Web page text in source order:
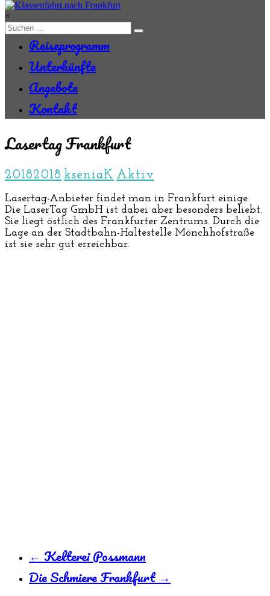
Zum
Inhalt
springen
×
Reiseprogramm
Unterkünfte
Angebote
Kontakt
Lasertag Frankfurt
20182018 kseniaK Aktiv
Lasertag-Anbieter findet man in Frankfurt einige.
Die LaserTag GmbH ist dabei aber besonders beliebt.
Sie liegt östlich des Frankfurter Zentrums. Durch die
Lage an der Stadtbahn-Haltestelle Mönchhofstraße
ist sie sehr gut erreichbar.
← Kelterei Possmann
Die Schmiere Frankfurt →